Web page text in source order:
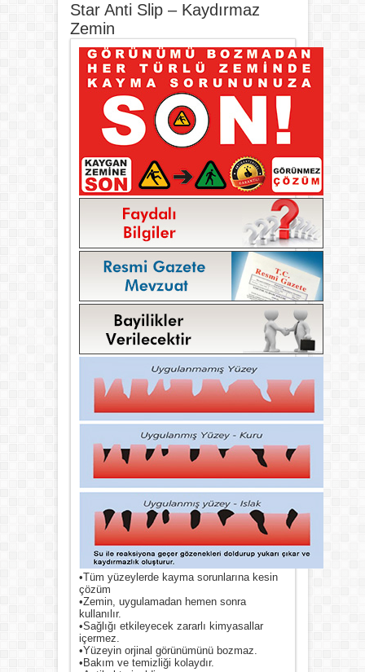
Star Anti Slip – Kaydırmaz
Zemin
•Tüm yüzeylerde kayma sorunlarına kesin
çözüm
•Zemin, uygulamadan hemen sonra
kullanılır.
•Sağlığı etkileyecek zararlı kimyasallar
içermez.
•Yüzeyin orjinal görünümünü bozmaz.
•Bakım ve temizliği kolaydır.